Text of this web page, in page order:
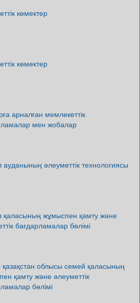
көмектер
көмектер
арналған мемлекеттік
мен жобалар
ауданының әлеуметтік технологиясы
қаласының жұмыспен қамту және
бағдарламалар бөлімі
облысы семей қаласының
қамту және әлеуметтік
бөлімі